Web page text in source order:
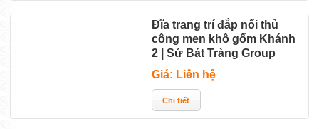
Đĩa trang trí đắp nổi thủ
công men khô gốm Khánh
2 | Sứ Bát Tràng Group
Giá: Liên hệ